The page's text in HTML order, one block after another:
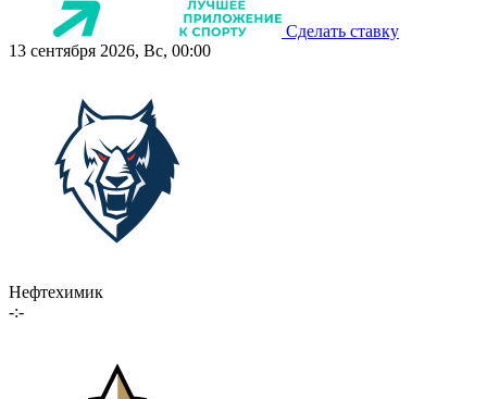
Сделать ставку
13 сентября 2026, Вс, 00:00
Нефтехимик
-:-